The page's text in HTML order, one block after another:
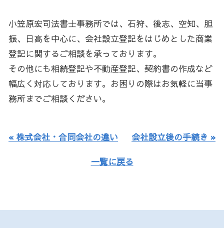
小笠原宏司法書士事務所では、石狩、後志、空知、胆
振、日高を中心に、会社設立登記をはじめとした商業
登記に関するご相談を承っております。
その他にも相続登記や不動産登記、契約書の作成など
幅広く対応しております。お困りの際はお気軽に当事
務所までご相談ください。
« 株式会社・合同会社の違い 会社設立後の手続き »
一覧に戻る